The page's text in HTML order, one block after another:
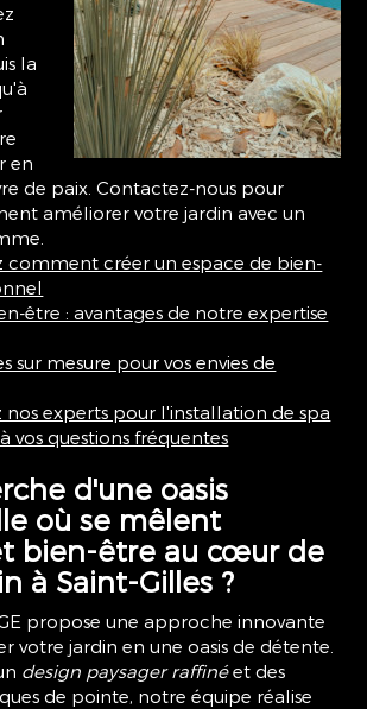
la
en
de paix. Contactez-nous pour
améliorer votre jardin avec un
comment créer un espace de bien-
être : avantages de notre expertise
sur mesure pour vos envies de
nos experts pour l'installation de spa
vos questions fréquentes
d'une oasis
où se mêlent
bien-être au cœur de
à Saint-Gilles ?
propose une approche innovante
votre jardin en une oasis de détente.
design paysager raffinéet des
de pointe, notre équipe réalise